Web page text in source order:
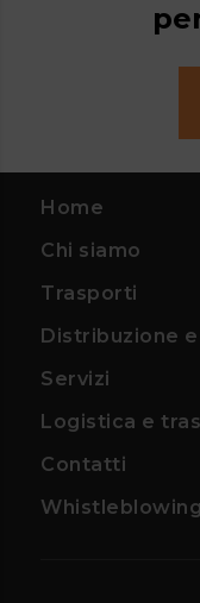
Home
Chi siamo
Trasporti
Distribuzione
Servizi
Logistica e
Contatti
Whistleblowing